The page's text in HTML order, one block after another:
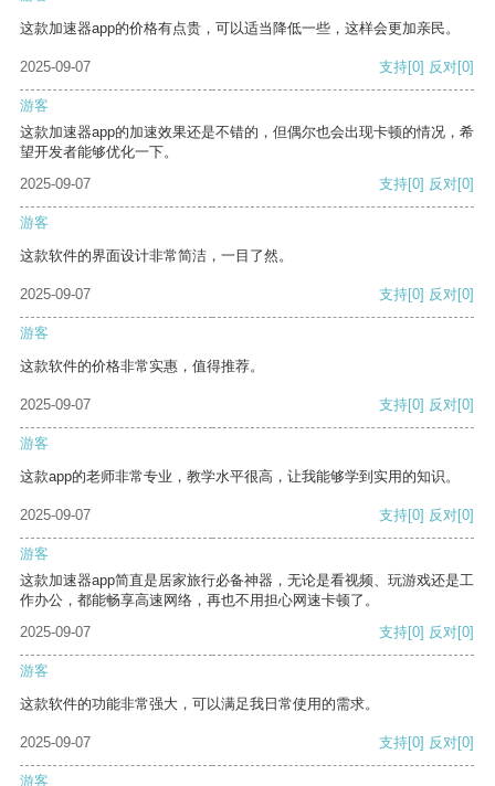
这款加速器app的价格有点贵，可以适当降低一些，这样会更加亲民。
2025-09-07 支持[0] 反对[0]
游客
这款加速器app的加速效果还是不错的，但偶尔也会出现卡顿的情况，希
望开发者能够优化一下。
2025-09-07
支持[0] 反对[0]
游客
这款软件的界面设计非常简洁，一目了然。
2025-09-07 支持[0] 反对[0]
游客
这款软件的价格非常实惠，值得推荐。
2025-09-07 支持[0] 反对[0]
游客
这款app的老师非常专业，教学水平很高，让我能够学到实用的知识。
2025-09-07 支持[0] 反对[0]
游客
这款加速器app简直是居家旅行必备神器，无论是看视频、玩游戏还是工
作办公，都能畅享高速网络，再也不用担心网速卡顿了。
2025-09-07
支持[0] 反对[0]
游客
这款软件的功能非常强大，可以满足我日常使用的需求。
2025-09-07 支持[0] 反对[0]
游客